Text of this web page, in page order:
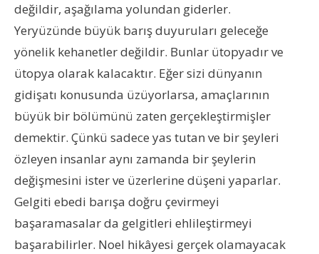
değildir, aşağılama yolundan giderler.
Yeryüzünde büyük barış duyuruları geleceğe
yönelik kehanetler değildir. Bunlar ütopyadır ve
ütopya olarak kalacaktır. Eğer sizi dünyanın
gidişatı konusunda üzüyorlarsa, amaçlarının
büyük bir bölümünü zaten gerçekleştirmişler
demektir. Çünkü sadece yas tutan ve bir şeyleri
özleyen insanlar aynı zamanda bir şeylerin
değişmesini ister ve üzerlerine düşeni yaparlar.
Gelgiti ebedi barışa doğru çevirmeyi
başaramasalar da gelgitleri ehlileştirmeyi
başarabilirler. Noel hikâyesi gerçek olamayacak